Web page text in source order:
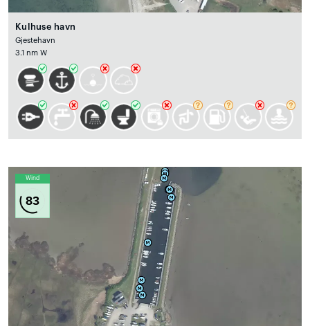
Kulhuse havn
Gjestehavn
3.1 nm W
Wind
83